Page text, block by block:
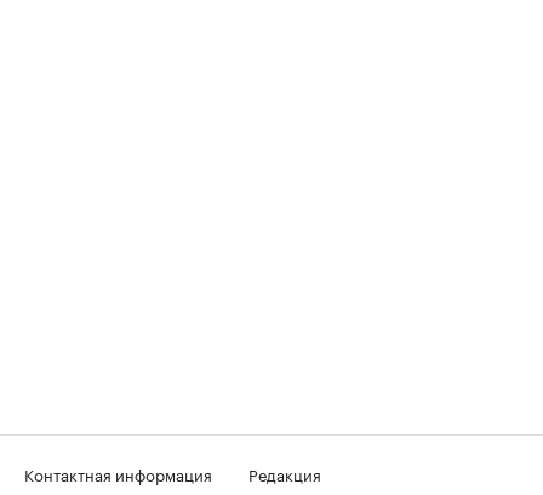
Контактная информация
Редакция